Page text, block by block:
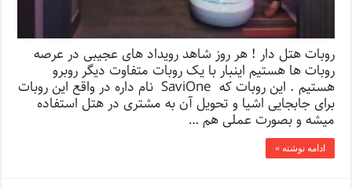
روبات هتل دار ! هر روز شاهد رویداد های عجیبی در عرصه
روبات ها هستیم اینبار با یک روبات متفاوت دیگر روبرو
هستیم . این روبات که SaviOne نام داره در واقع این روبات
برای جابجایی اشیا و تحویل آن به مشتری در هتل استفاده
میشه و بصورت عملی هم …
ادامه نوشته »